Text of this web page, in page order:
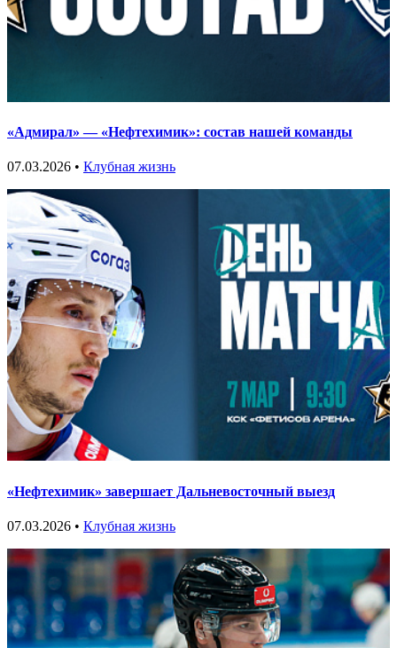
«Адмирал» — «Нефтехимик»: состав нашей команды
07.03.2026 • Клубная жизнь
«Нефтехимик» завершает Дальневосточный выезд
07.03.2026 • Клубная жизнь